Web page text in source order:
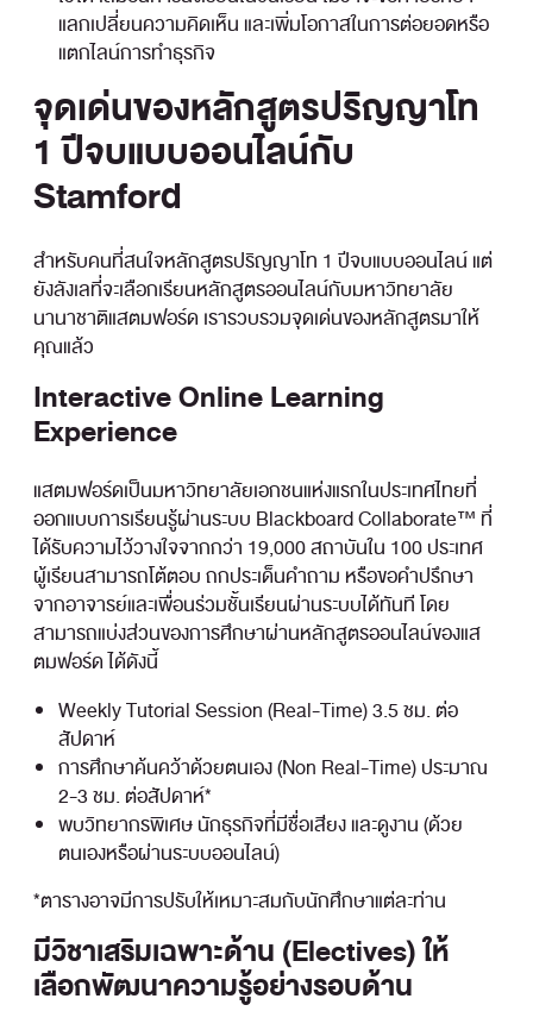
แลกเปลี่ยนความคิดเห็น และเพิ่มโอกาสในการต่อยอดหรือ
แตกไลน์การทำธุรกิจ
จุดเด่นของหลักสูตรปริญญาโท
1 ปีจบแบบออนไลน์กับ
Stamford
สำหรับคนที่สนใจหลักสูตรปริญญาโท 1 ปีจบแบบออนไลน์ แต่
ยังลังเลที่จะเลือกเรียนหลักสูตรออนไลน์กับมหาวิทยาลัย
นานาชาติแสตมฟอร์ด เรารวบรวมจุดเด่นของหลักสูตรมาให้
คุณแล้ว
Interactive Online Learning
Experience
แสตมฟอร์ดเป็นมหาวิทยาลัยเอกชนแห่งแรกในประเทศไทยที่
ออกแบบการเรียนรู้ผ่านระบบ Blackboard Collaborate™ ที่
ได้รับความไว้วางใจจากกว่า 19,000 สถาบันใน 100 ประเทศ
ผู้เรียนสามารถโต้ตอบ ถกประเด็นคำถาม หรือขอคำปรึกษา
จากอาจารย์และเพื่อนร่วมชั้นเรียนผ่านระบบได้ทันที โดย
สามารถแบ่งส่วนของการศึกษาผ่านหลักสูตรออนไลน์ของแส
ตมฟอร์ด ได้ดังนี้
Weekly Tutorial Session (Real-Time) 3.5 ชม. ต่อ
สัปดาห์
การศึกษาค้นคว้าด้วยตนเอง (Non Real-Time) ประมาณ
2-3 ชม. ต่อสัปดาห์*
พบวิทยากรพิเศษ นักธุรกิจที่มีชื่อเสียง และดูงาน (ด้วย
ตนเองหรือผ่านระบบออนไลน์)
*ตารางอาจมีการปรับให้เหมาะสมกับนักศึกษาแต่ละท่าน
มีวิชาเสริมเฉพาะด้าน (Electives) ให้
เลือกพัฒนาความรู้อย่างรอบด้าน